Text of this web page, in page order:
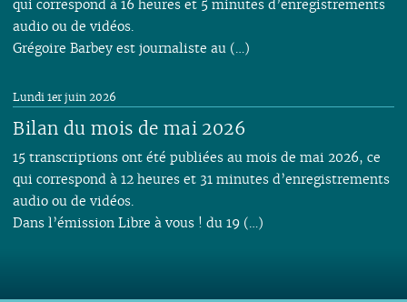
qui correspond à 16 heures et 5 minutes d’enregistrements
audio ou de vidéos.
Grégoire Barbey est journaliste au (…)
Bilan du mois de mai 2026
Lundi 1er juin 2026
15 transcriptions ont été publiées au mois de mai 2026, ce
qui correspond à 12 heures et 31 minutes d’enregistrements
audio ou de vidéos.
Dans l’émission Libre à vous ! du 19 (…)